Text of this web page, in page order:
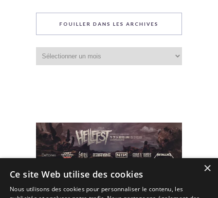
FOUILLER DANS LES ARCHIVES
dans
les
×
Ce site Web utilise des cookies
Nous utilisons des cookies pour personnaliser le contenu, les